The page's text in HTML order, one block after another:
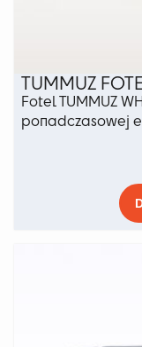
TUMMUZ
Fotel TUMMUZ
ponadczasowej